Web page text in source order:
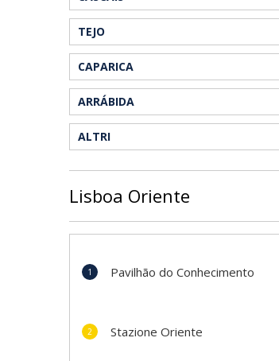
TEJO
CAPARICA
ARRÁBIDA
ALTRI
Lisboa Oriente
Pavilhão do Conhecimento
Stazione Oriente